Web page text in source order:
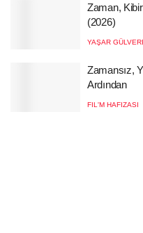
Zaman,
(2026)
YAŞAR
Zamansız,
Ardından
FIL'M HAFIZASI